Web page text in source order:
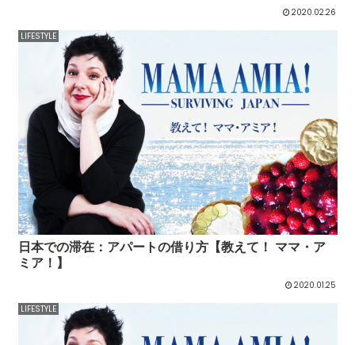
2020.02.26
LIFESTYLE
日本での滞在：アパートの借り方【教えて！ ママ・ア
ミア！】
2020.01.25
LIFESTYLE